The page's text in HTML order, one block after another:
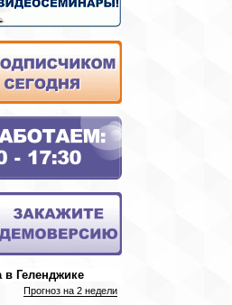
в Геленджике
Прогноз на 2 недели